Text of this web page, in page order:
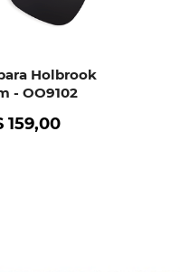
Holbrook
- OO9102
159,00